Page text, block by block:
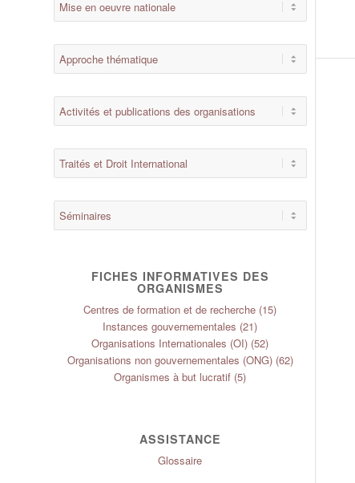
FICHES INFORMATIVES DES
ORGANISMES
Centres de formation et de recherche (15)
Instances gouvernementales (21)
Organisations Internationales (OI) (52)
Organisations non gouvernementales (ONG)(62)
Organismes à but lucratif (5)
ASSISTANCE
Glossaire